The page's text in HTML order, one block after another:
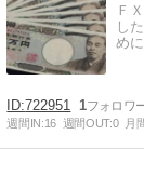
Ｆ
し
め
722951 1
週間IN:16 週間OUT:0 月